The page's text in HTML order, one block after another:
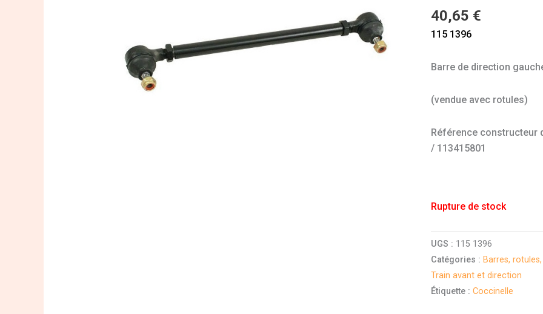
40,65 €
115 1396
Barre de direction
(vendue avec rotules)
Référence constructeur
/ 113415801
Rupture de stock
UGS : 115 1396
Catégories : Barres,
Train avant et direction
Étiquette :Coccinelle